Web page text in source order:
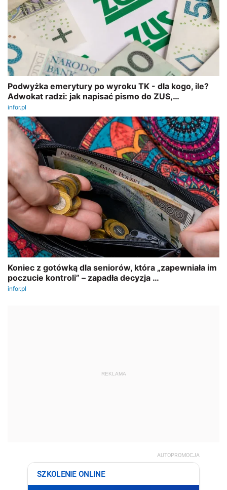
REKLAMA
AUTOPROMOCJA
SZKOLENIE ONLINE